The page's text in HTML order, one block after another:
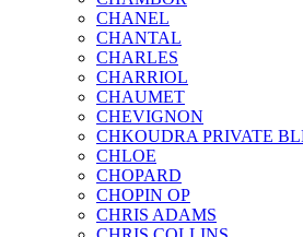
CHANEL
CHANTAL
CHARLES
CHARRIOL
CHAUMET
CHEVIGNON
CHKOUDRA PRIVATE
CHLOE
CHOPARD
CHOPIN OP
CHRIS ADAMS